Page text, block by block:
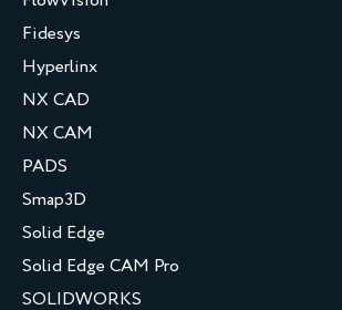
Fidesys
Hyperlinx
NX CAD
NX CAM
PADS
Smap3D
Solid Edge
Solid Edge CAM Pro
SOLIDWORKS